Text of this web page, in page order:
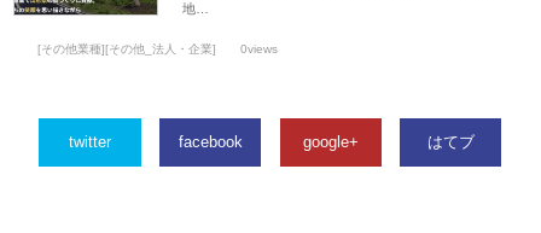
地…
[その他業種][その他_法人・企業] 0views
twitter facebook google+ はてブ